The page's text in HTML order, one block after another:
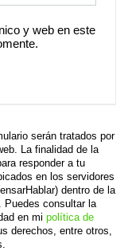
y web en este
serán tratados por
La finalidad de la
responder a tu
en los servidores
dentro de la
. Puedes consultar la
en mi política de
derechos, entre otros,